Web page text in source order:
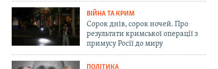
ВІЙНА ТА КРИМ
Сорок днів, сорок ночей. Про
результати кримської операції з
примусу Росії до миру
ПОЛІТИКА